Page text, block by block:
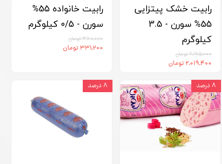
رابیت خشک پیتزایی
55% سورن - 3.5
کیلوگرم
۲,۱۹۵,۰۰۰ تومان
۲,۰۱۹,۴۰۰ تومان
رابیت خانواده 55%
سورن - 0/5 کیلوگرم
۳۶۰,۰۰۰ تومان
۳۳۱,۲۰۰ تومان
۸ درصد ۸ درصد